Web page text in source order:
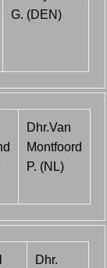
G. (DEN)
Dhr.Van
Montfoord
P. (NL)
Dhr.